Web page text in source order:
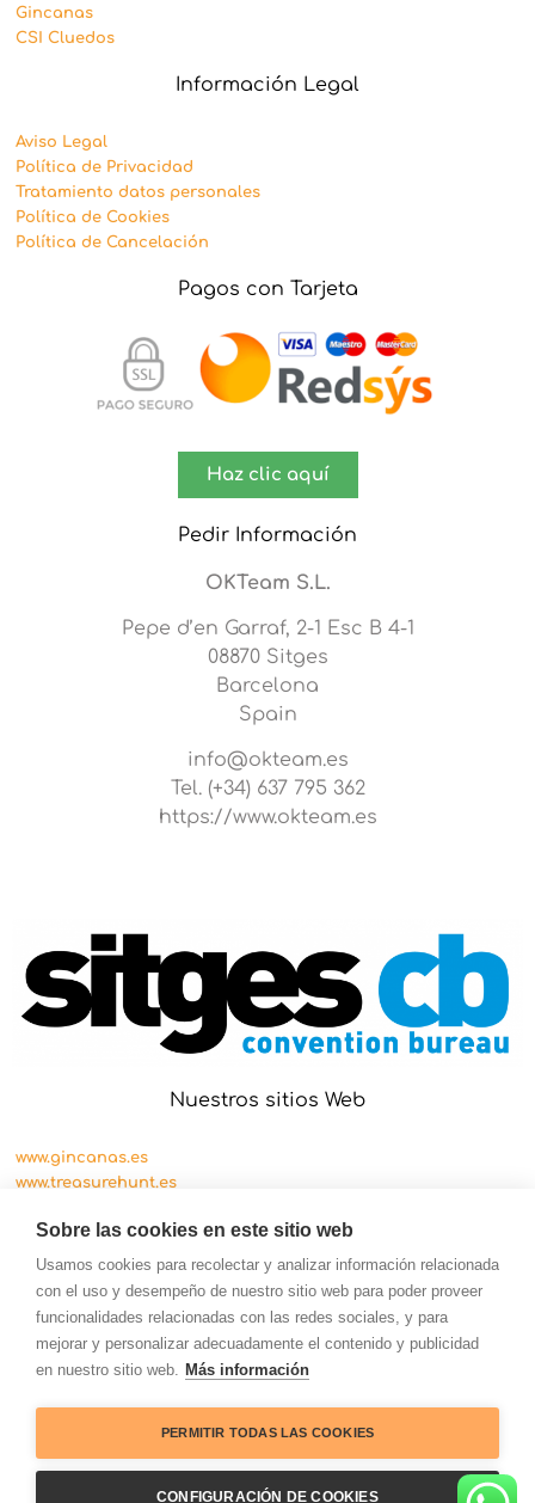
Gincanas
CSI Cluedos
Información Legal
Aviso Legal
Política de Privacidad
Tratamiento datos personales
Política de Cookies
Política de Cancelación
Pagos con Tarjeta
Haz clic aquí
Pedir Información
OKTeam S.L.
Pepe d’en Garraf, 2-1 Esc B 4-1
08870 Sitges
Barcelona
Spain
info@okteam.es
Tel. (+34) 637 795 362
https://www.okteam.es
Nuestros sitios Web
www.gincanas.es
www.treasurehunt.es
© Copyright OKTeam 2026 Todos los derechos
Sobre las cookies en este sitio web
Usamos cookies para recolectar y analizar información relacionada
con el uso y desempeño de nuestro sitio web para poder proveer
funcionalidades relacionadas con las redes sociales, y para
mejorar y personalizar adecuadamente el contenido y publicidad
en nuestro sitio web. Más información
PERMITIR TODAS LAS COOKIES
CONFIGURACIÓN DE COOKIES